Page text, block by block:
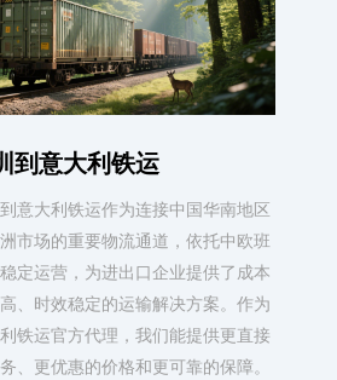
到意大利铁运
意大利铁运作为连接中国华南地区
市场的重要物流通道，依托中欧班
定运营，为进出口企业提供了成本
、时效稳定的运输解决方案。作为
铁运官方代理，我们能提供更直接
、更优惠的价格和更可靠的保障。